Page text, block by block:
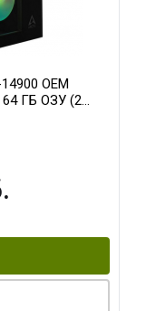
OEM
64 ГБ ОЗУ (2
384-Bit 3xDP